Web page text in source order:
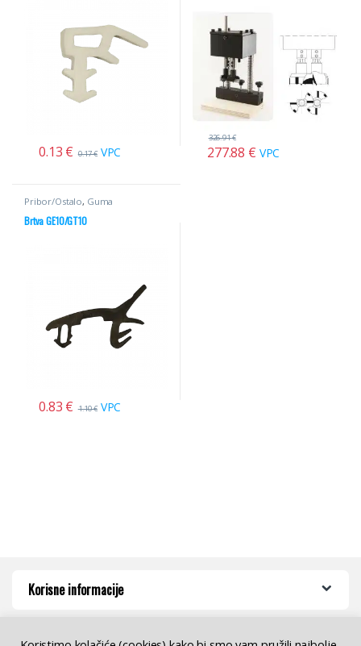
0.13 € 0.17€ VPC 277.88 €
326.91€
VPC
Pribor/Ostalo, Guma
Brtva GE10/GT10
0.83 € 1.10€ VPC
Korisne informacije